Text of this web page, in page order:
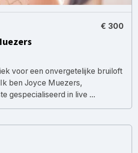
€ 300
voor een onvergetelijke bruiloft
ben Joyce Muezers,
gespecialiseerd in live ...